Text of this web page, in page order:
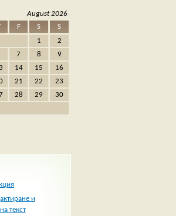
August 2026
F S
S
1
2
7 8
9
14 15
16
21 22
23
28 29
30
и
текст